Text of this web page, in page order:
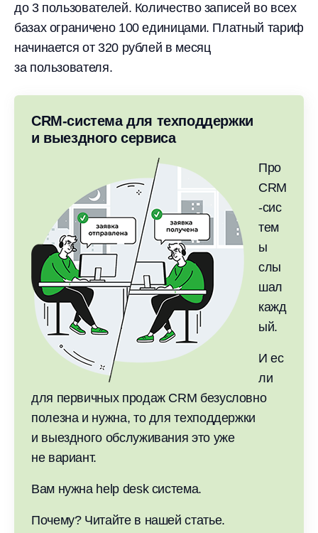
до 3 пользователей. Количество записей во всех
базах ограничено 100 единицами. Платный тариф
начинается от 320 рублей в месяц
за пользователя.
CRM-система для техподдержки
и выездного сервиса
Про
CRM
-сис
тем
ы
слы
шал
кажд
ый.
И ес
ли
для первичных продаж CRM безусловно
полезна и нужна, то для техподдержки
и выездного обслуживания это уже
не вариант.
Вам нужна help desk система.
Почему? Читайте в нашей статье.